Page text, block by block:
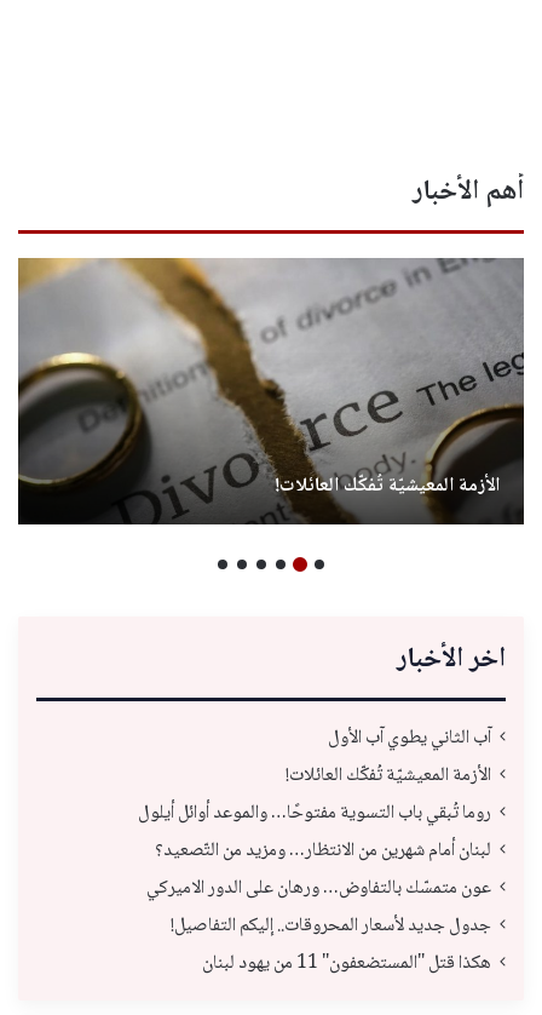
أهم الأخبار
روما تُبقي باب التسوية مفتوحًا… والموعد أوائل أيلول
اخر الأخبار
آب الثاني يطوي آب الأول
الأزمة المعيشيّة تُفكّك العائلات!
روما تُبقي باب التسوية مفتوحًا… والموعد أوائل أيلول
لبنان أمام شهرين من الانتظار… ومزيد من التّصعيد؟
عون متمسّك بالتفاوض… ورهان على الدور الاميركي
جدول جديد لأسعار المحروقات.. إليكم التفاصيل!
هكذا قتل "المستضعفون" 11 من يهود لبنان